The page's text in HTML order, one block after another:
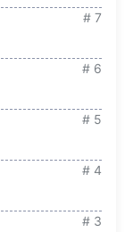
# 7
# 6
# 5
# 4
# 3